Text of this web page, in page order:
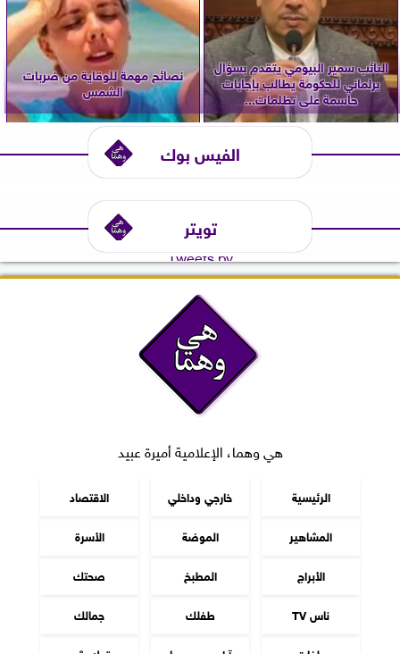
النائب سمير البيومي يتقدم بسؤال
برلماني للحكومة يطالب بإجابات
حاسمة على تظلمات...
نصائح مهمة للوقاية من ضربات
الشمس
الفيس بوك
تويتر
Tweets by
هي وهما، الإعلامية أميرة عبيد
الرئيسية خارجي وداخلي
الاقتصاد
المشاهير
الموضة
الأسرة
الأبراج
المطبخ
صحتك
ناس TV
طفلك
جمالك